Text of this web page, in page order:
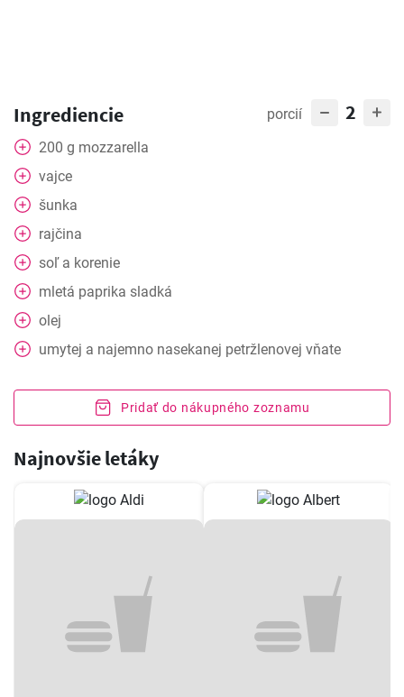
Ingrediencie porcií 2
200 g mozzarella
vajce
šunka
rajčina
soľ a korenie
mletá paprika sladká
olej
umytej a najemno nasekanej petržlenovej vňate
Pridať do nákupného zoznamu
Najnovšie letáky